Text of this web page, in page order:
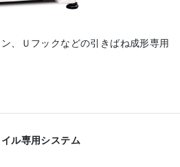
、Ｕフックなどの引きばね成形専用
ル専用システム